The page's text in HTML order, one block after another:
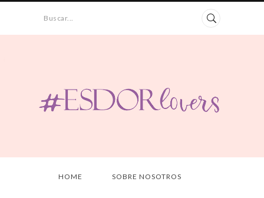
Buscar...
HOME SOBRE NOSOTROS